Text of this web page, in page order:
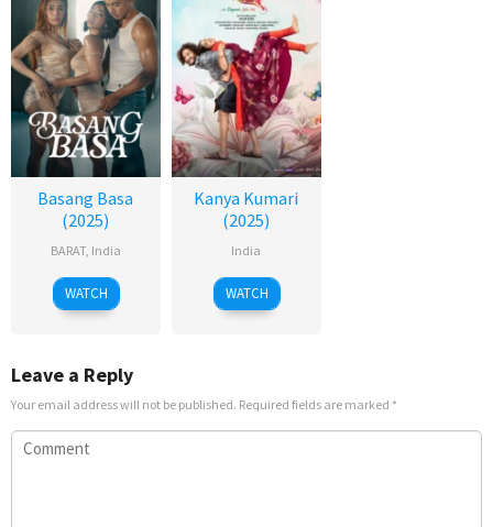
Basang Basa
(2025)
BARAT, India
WATCH
Kanya Kumari
(2025)
India
WATCH
Leave a Reply
Your email address will not be published. Required fields are marked *